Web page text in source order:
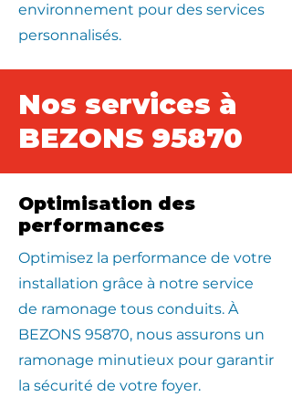
environnement pour des services
personnalisés.
Nos services à
BEZONS 95870
Optimisation des
performances
Optimisez la performance de votre
installation grâce à notre service
de ramonage tous conduits. À
BEZONS 95870, nous assurons un
ramonage minutieux pour garantir
la sécurité de votre foyer.